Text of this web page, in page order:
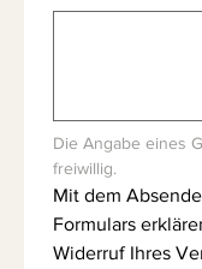
Die Angabe eines
freiwillig.
Mit dem
Formulars
Widerruf Ihres